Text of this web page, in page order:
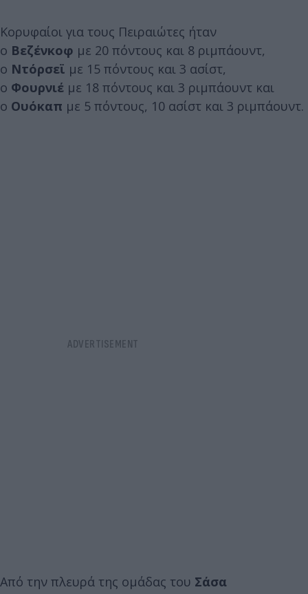
Κορυφαίοι για τους Πειραιώτες ήταν
ο Βεζένκοφ με 20 πόντους και 8 ριμπάουντ,
ο Ντόρσεϊ με 15 πόντους και 3 ασίστ,
ο Φουρνιέ με 18 πόντους και 3 ριμπάουντ και
ο Ουόκαπ με 5 πόντους, 10 ασίστ και 3 ριμπάουντ.
Από την πλευρά της ομάδας του Σάσα